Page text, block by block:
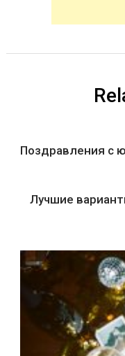
Поздравления с
Лучшие